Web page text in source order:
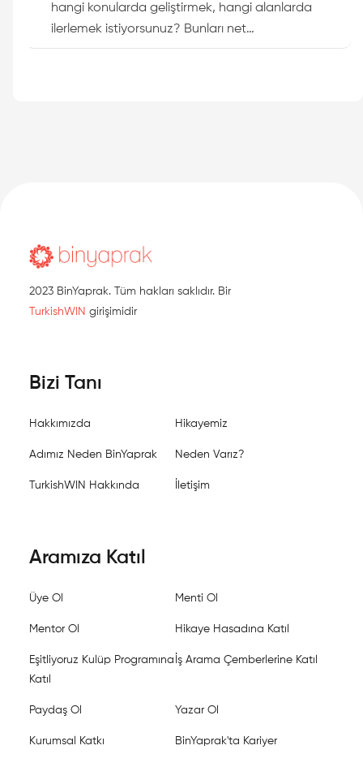
hangi konularda geliştirmek, hangi alanlarda
ilerlemek istiyorsunuz? Bunları net…
2023 BinYaprak. Tüm hakları saklıdır. Bir
TurkishWIN girişimidir
Bizi Tanı
Hakkımızda Hikayemiz
Adımız Neden BinYaprak Neden Varız?
TurkishWIN Hakkında İletişim
Aramıza Katıl
Üye Ol Menti Ol
Mentor Ol Hikaye Hasadına Katıl
Eşitliyoruz Kulüp Programına
Katıl
İş Arama Çemberlerine Katıl
Paydaş Ol Yazar Ol
Kurumsal Katkı BinYaprak'ta Kariyer